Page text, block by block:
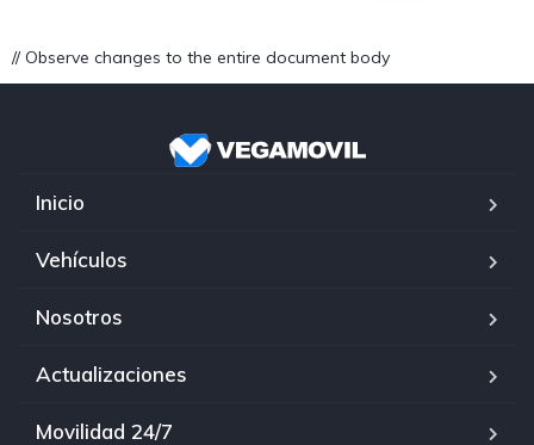
// Observe changes to the entire document body
Inicio
Vehículos
Nosotros
Actualizaciones
Movilidad 24/7